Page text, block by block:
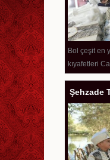
Bol çeşit en
kıyafetleri
Şehzade